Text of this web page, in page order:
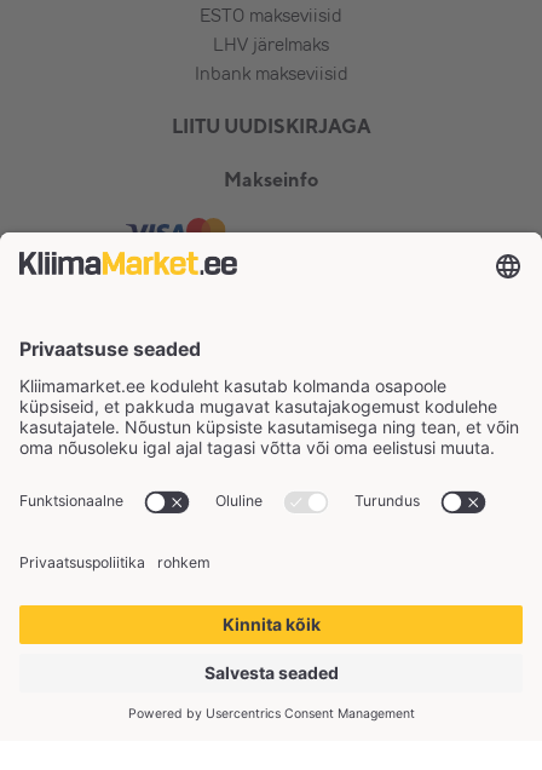
ESTO makseviisid
LHV järelmaks
Inbank makseviisid
LIITU UUDISKIRJAGA
Makseinfo
Copyright © 2026 KliimaMarket OÜ. Kõik õigused